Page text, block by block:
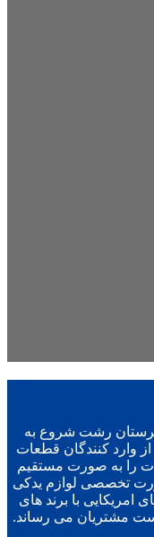
رضایی از سال 1392 در شهرستان رشت شروع به
وارد کنندگان قطعات
را به صورت مستقیم
تخصصی لوازم یدکی
امریکایی با برند های
مشتریان می رساند.